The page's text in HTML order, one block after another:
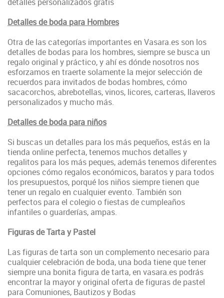
Detalles de boda para Hombres
Otra de las categorías importantes en Vasara.es son los
detalles de bodas para los hombres, siempre se busca un
regalo original y práctico, y ahí es dónde nosotros nos
esforzamos en traerte solamente la mejor selección de
recuerdos para invitados de bodas hombres, cómo
sacacorchos, abrebotellas, vinos, licores, carteras, llaveros
personalizados y mucho más.
Detalles de boda para niños
Si buscas un detalles para los más pequeños, estás en la
tienda online perfecta, tenemos muchos detalles y
regalitos para los más peques, además tenemos diferentes
opciones cómo regalos económicos, baratos y para todos
los presupuestos, porqué los niños siempre tienen que
tener un regalo en cualquier evento. También son
perfectos para el colegio o fiestas de cumpleaños
infantiles o guarderías, ampas.
Figuras de Tarta y Pastel
Las figuras de tarta son un complemento necesario para
cualquier celebración de boda, una boda tiene que tener
siempre una bonita figura de tarta, en vasara.es podrás
encontrar la mayor y original oferta de figuras de pastel
para Comuniones, Bautizos y Bodas